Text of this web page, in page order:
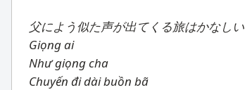
父によう似た声が出てくる旅はかなしい
Giọng ai
Như giọng cha
Chuyến đi dài buồn bã